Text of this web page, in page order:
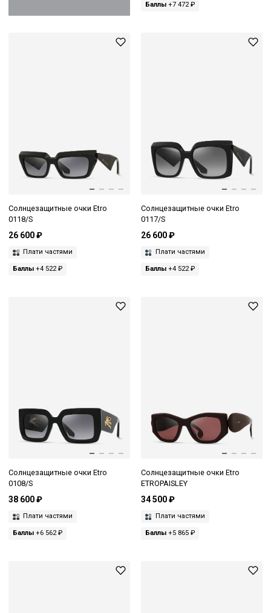
Баллы+7 472 ₽
Солнцезащитные очки Etro
0118/S
26 600 ₽
Плати частями
Баллы +4 522 ₽
Солнцезащитные очки Etro
0117/S
26 600 ₽
Плати частями
Баллы+4 522 ₽
Солнцезащитные очки Etro
0108/S
38 600 ₽
Плати частями
Баллы +6 562 ₽
Солнцезащитные очки Etro
ETROPAISLEY
34 500 ₽
Плати частями
Баллы+5 865 ₽